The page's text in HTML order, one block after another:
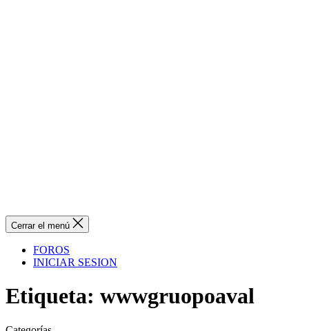
Cerrar el menú
FOROS
INICIAR SESION
Etiqueta: wwwgruopoaval